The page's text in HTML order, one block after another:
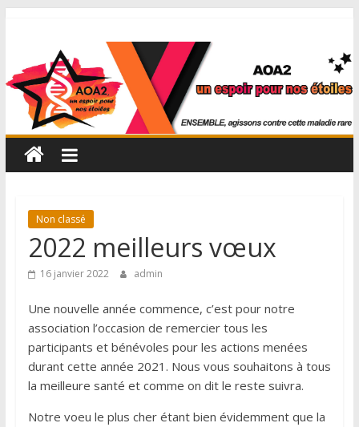
Non classé
2022 meilleurs vœux
16 janvier 2022 admin
Une nouvelle année commence, c’est pour notre
association l’occasion de remercier tous les
participants et bénévoles pour les actions menées
durant cette année 2021. Nous vous souhaitons à tous
la meilleure santé et comme on dit le reste suivra.
Notre voeu le plus cher étant bien évidemment que la